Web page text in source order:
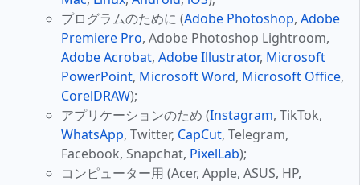
プログラムのために (Adobe Photoshop, Adobe
Premiere Pro, Adobe Photoshop Lightroom,
Adobe Acrobat, Adobe Illustrator, Microsoft
PowerPoint, Microsoft Word, Microsoft Office,
CorelDRAW);
アプリケーションのため (Instagram, TikTok,
WhatsApp, Twitter, CapCut, Telegram,
Facebook, Snapchat, PixelLab);
コンピューター用 (Acer, Apple, ASUS, HP,